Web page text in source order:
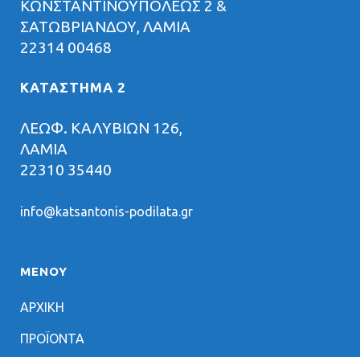
ΚΩΝΣΤΑΝΤΙΝΟΥΠΟΛΕΩΣ 2 &
ΣΑΤΩΒΡΙΑΝΔΟΥ, ΛΑΜΙΑ
22314 00468
ΚΑΤΑΣΤΗΜΑ 2
ΛΕΩΦ. ΚΑΛΥΒΙΩΝ 126,
ΛΑΜΙΑ
22310 35440
info@katsantonis-podilata.gr
ΜΕΝΟΥ
ΑΡΧΙΚΗ
ΠΡΟΪΟΝΤΑ